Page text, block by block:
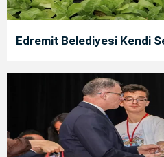
Edremit Belediyesi Kendi